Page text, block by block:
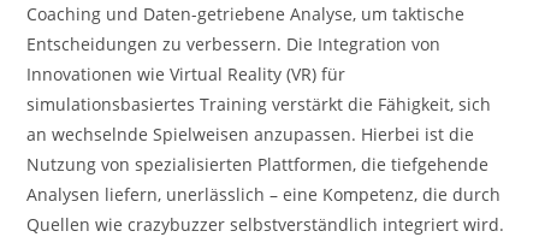
Coaching und Daten-getriebene Analyse, um taktische
Entscheidungen zu verbessern. Die Integration von
Innovationen wie Virtual Reality (VR) für
simulationsbasiertes Training verstärkt die Fähigkeit, sich
an wechselnde Spielweisen anzupassen. Hierbei ist die
Nutzung von spezialisierten Plattformen, die tiefgehende
Analysen liefern, unerlässlich – eine Kompetenz, die durch
Quellen wie crazybuzzer selbstverständlich integriert wird.